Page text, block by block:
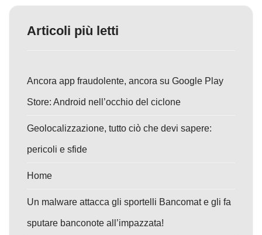
Articoli più letti
Ancora app fraudolente, ancora su Google Play
Store: Android nell’occhio del ciclone
Geolocalizzazione, tutto ciò che devi sapere:
pericoli e sfide
Home
Un malware attacca gli sportelli Bancomat e gli fa
sputare banconote all’impazzata!